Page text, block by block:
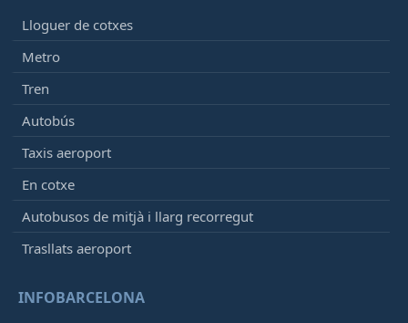
Lloguer de cotxes
Metro
Tren
Autobús
Taxis aeroport
En cotxe
Autobusos de mitjà i llarg recorregut
Trasllats aeroport
INFOBARCELONA